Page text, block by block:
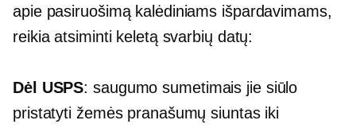
apie pasiruošimą kalėdiniams išpardavimams,
reikia atsiminti keletą svarbių datų:
Dėl USPS: saugumo sumetimais jie siūlo
pristatyti žemės pranašumų siuntas iki